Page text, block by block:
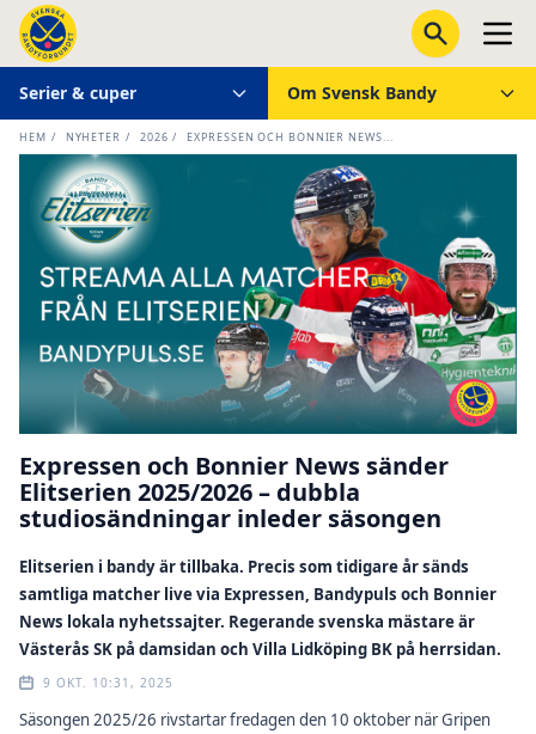
Serier & cuper Om Svensk Bandy
HEM / NYHETER / 2026 / EXPRESSEN OCH BONNIER NEWS...
Expressen och Bonnier News sänder
Elitserien 2025/2026 – dubbla
studiosändningar inleder säsongen
Elitserien i bandy är tillbaka. Precis som tidigare år sänds
samtliga matcher live via Expressen, Bandypuls och Bonnier
News lokala nyhetssajter. Regerande svenska mästare är
Västerås SK på damsidan och Villa Lidköping BK på herrsidan.
9 OKT. 10:31, 2025
Säsongen 2025/26 rivstartar fredagen den 10 oktober när Gripen